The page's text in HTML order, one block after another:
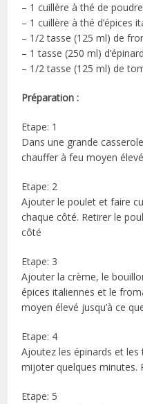
– 1 cuillère à thé de poudre
– 1 cuillère à thé d’épices
– 1/2 tasse (125 ml) de
– 1 tasse (250 ml)
– 1/2 tasse (125 ml) de
Préparation :
Etape: 1
Dans une grande
chauffer à feu moyen
Etape: 2
Ajouter le poulet et faire
chaque côté. Retirer le
côté
Etape: 3
Ajouter la crème, le
épices italiennes et le
moyen élevé jusqu’à ce
Etape: 4
Ajoutez les épinards et
mijoter quelques minutes.
Etape: 5